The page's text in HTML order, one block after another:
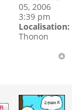
05, 2006
3:39 pm
Localisation:
Thonon